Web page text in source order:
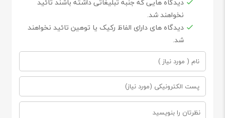
نخواهند شد.
دیدگاه های دارای الفاظ رکیک یا توهین تائید نخواهند
شد.